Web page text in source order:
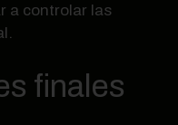
a controlar las
finales